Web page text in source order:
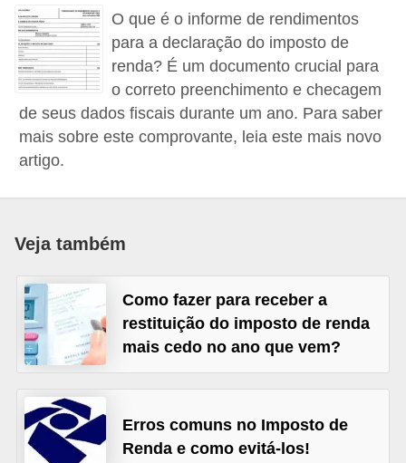
O que é o informe de rendimentos
para a declaração do imposto de
renda? É um documento crucial para
o correto preenchimento e checagem
de seus dados fiscais durante um ano. Para saber
mais sobre este comprovante, leia este mais novo
artigo.
Veja também
Como fazer para receber a
restituição do imposto de renda
mais cedo no ano que vem?
Erros comuns no Imposto de
Renda e como evitá-los!
i
a
B
a
n
c
e
n
s
t
t
u